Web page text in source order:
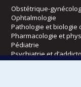
Obstétrique-
Ophtalmologie
Pathologie et biologie
Pharmacologie et
Pédiatrie
Psychiatrie et
Radiologie, radio-